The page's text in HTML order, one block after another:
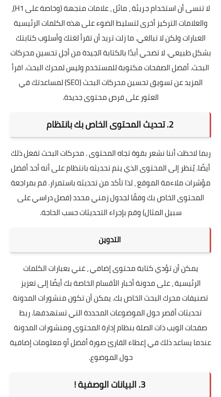
لا تنسى أن استخدام جريئة ، مائل ، علامات متجهة (وخاصة على H1)،
والعلامات التركيز أخرى لتسليط الضوء على هذه الكلمات الرئيسية
العبارات ولكن لا تبالغي. ما زلت تريد أن تقرأ لغتك وأسلوب كتابتك
بشكل طبيعي. لا تضحي أبدًا بالكتابة الجيدة من أجل تحسين محركات
البحث. أفضل الصفحات مكتوبة للمستخدم وليس لمحرك البحث. اقرأ
المزيد عن تسويق تحسين محركات البحث (SEO) لمساعدتك في
العثور على فرص محتوى جديدة.
2. تحديث المحتوى الخاص بك بانتظام
ربما لاحظت أننا نشعر بقوة تجاه المحتوى . محركات البحث تفعل ذلك
أيضًا. يُنظر إلى المحتوى الذي يتم تحديثه بانتظام على أنه أحد أفضل
مؤشرات ملاءمة الموقع ، لذا تأكد من تحديثه باستمرار. قم بمراجعة
المحتوى الخاص بك وفقًا لجدول زمني محدد (فصل دراسي على
سبيل المثال) وقم بإجراء التحديثات حسب الحاجة.
التدوين
يمكن أن تؤدي كتابة محتوى إضافي ، غني بعبارات الكلمات
الرئيسية ، على مدونة أخبار الأقسام الخاصة بك أيضًا إلى تعزيز
تصنيفات محرك البحث الخاص بك. يمكن أن تكون منشورات المدونة
تحديثات أقصر حول الموضوعات المحددة التي تستهدفها. ربط
صفحات الويب ذات الصلة بنظام إدارة المحتوى ومنشورات المدونة
عندما يساعد ذلك في إعطاء القارئ صورة أفضل أو معلومات إضافية
حول الموضوع.
3. البيانات الوصفية !